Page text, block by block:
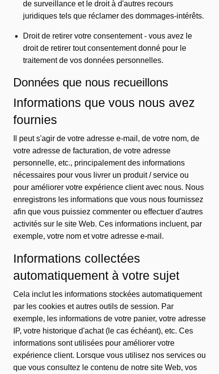
de surveillance et le droit à d'autres recours
juridiques tels que réclamer des dommages-intérêts.
Droit de retirer votre consentement - vous avez le
droit de retirer tout consentement donné pour le
traitement de vos données personnelles.
Données que nous recueillons
Informations que vous nous avez
fournies
Il peut s'agir de votre adresse e-mail, de votre nom, de
votre adresse de facturation, de votre adresse
personnelle, etc., principalement des informations
nécessaires pour vous livrer un produit / service ou
pour améliorer votre expérience client avec nous. Nous
enregistrons les informations que vous nous fournissez
afin que vous puissiez commenter ou effectuer d'autres
activités sur le site Web. Ces informations incluent, par
exemple, votre nom et votre adresse e-mail.
Informations collectées
automatiquement à votre sujet
Cela inclut les informations stockées automatiquement
par les cookies et autres outils de session. Par
exemple, les informations de votre panier, votre adresse
IP, votre historique d'achat (le cas échéant), etc. Ces
informations sont utilisées pour améliorer votre
expérience client. Lorsque vous utilisez nos services ou
que vous consultez le contenu de notre site Web, vos